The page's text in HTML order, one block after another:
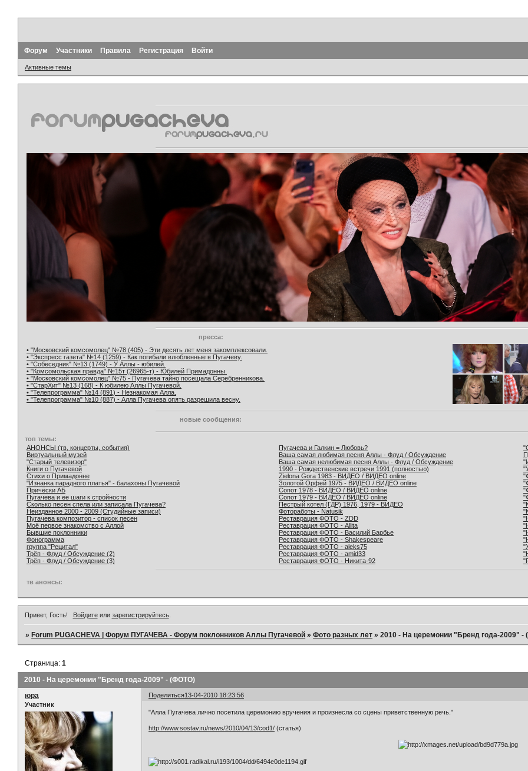
Форум Участники Правила Регистрация Войти
Активные темы
пресса:
• "Московский комсомолец" №78 (405) - Эти десять лет меня закомплексовали.
• "Экспресс газета" №14 (1259) - Как погибали влюбленные в Пугачеву.
• "Собеседник" №13 (1749) - У Аллы - юбилей.
• "Комсомольская правда" №15т (26965-т) - Юбилей Примадонны.
• "Московский комсомолец" №75 - Пугачева тайно посещала Серебренникова.
• "СтарХит" №13 (168) - К юбилею Аллы Пугачевой.
• "Телепрограмма" №14 (891) - Незнакомая Алла.
• "Телепрограмма" №10 (887) - Алла Пугачева опять разрешила весну.
новые сообщения:
топ темы:
АНОНСЫ (тв, концерты, события)
Виртуальный музей
"Старый телевизор"
Книги о Пугачевой
Стихи о Примадонне
"Изнанка парадного платья" - балахоны Пугачевой
Причёски АБ
Пугачева и ее шаги к стройности
Сколько песен спела или записала Пугачева?
Неизданное 2000 - 2009 (Студийные записи)
Пугачева композитор - список песен
Моё первое знакомство с Аллой
Бывшие поклонники
Фонограмма
группа "Рецитал"
Трёп - Флуд / Обсуждение (2)
Трёп - Флуд / Обсуждение (3)
Пугачева и Галкин = Любовь?
Ваша самая любимая песня Аллы - Флуд / Обсуждение
Ваша самая нелюбимая песня Аллы - Флуд / Обсуждение
1990 - Рождественские встречи 1991 (полностью)
Zielona Gora 1983 - ВИДЕО / ВИДЕО online
Золотой Орфей 1975 - ВИДЕО / ВИДЕО online
Сопот 1978 - ВИДЕО / ВИДЕО online
Сопот 1979 - ВИДЕО / ВИДЕО online
Пестрый котел (ГДР) 1976, 1979 - ВИДЕО
Фотоработы - Natusik
Реставрация ФОТО - ZDD
Реставрация ФОТО - Allita
Реставрация ФОТО - Василий Барбье
Реставрация ФОТО - Shakespeare
Реставрация ФОТО - aleks75
Реставрация ФОТО - amid33
Реставрация ФОТО - Никита-92
тв анонсы:
Привет, Гость! Войдитеили зарегистрируйтесь.
»Forum PUGACHEVA | Форум ПУГАЧЕВА - Форум поклонников Аллы Пугачевой »Фото разных лет »2010 - На церемонии "Бренд года-2009"
2010 - На церемонии "Бренд года-2009" - (ФОТО)
Страница:1
Поделиться13-04-2010 18:23:56
юра
Участник
"Алла Пугачева лично посетила церемонию вручения и произнесла со сцены приветственную речь."
http://www.sostav.ru/news/2010/04/13/cod1/ (статья)